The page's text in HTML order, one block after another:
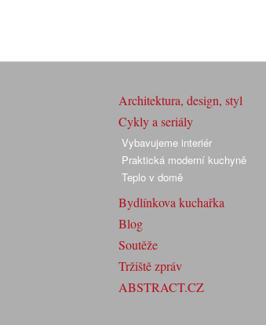
Architektura, design, styl
Cykly a seriály
Vybavujeme interiér
Praktická moderní kuchyně
Teplo v domě
Bydlínkova kuchařka
Blog
Soutěže
Tržiště zpráv
ABSTRACT.CZ